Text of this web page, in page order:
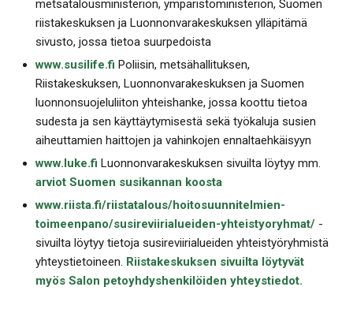
metsätalousministeriön, ympäristöministeriön, Suomen
riistakeskuksen ja Luonnonvarakeskuksen ylläpitämä
sivusto, jossa tietoa suurpedoista
www.susilife.fi Poliisin, metsähallituksen,
Riistakeskuksen, Luonnonvarakeskuksen ja Suomen
luonnonsuojeluliiton yhteishanke, jossa koottu tietoa
sudesta ja sen käyttäytymisestä sekä työkaluja susien
aiheuttamien haittojen ja vahinkojen ennaltaehkäisyyn
www.luke.fi Luonnonvarakeskuksen sivuilta löytyy mm.
arviot Suomen susikannan koosta
www.riista.fi/riistatalous/hoitosuunnitelmien-
toimeenpano/susireviirialueiden-yhteistyoryhmat/ -
sivuilta löytyy tietoja susireviirialueiden yhteistyöryhmistä
yhteystietoineen. Riistakeskuksen sivuilta löytyvät
myös Salon petoyhdyshenkilöiden yhteystiedot.